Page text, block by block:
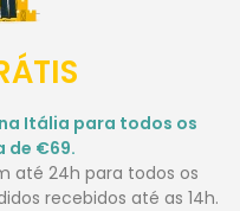
Itália para todos os
de €69.
até 24h para todos os
recebidos até as 14h.